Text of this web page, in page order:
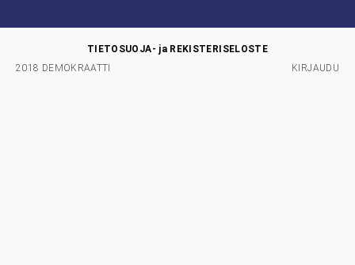
2018 DEMOKRAATTI
TIETOSUOJA- ja REKISTERISELOSTE
KIRJAUDU